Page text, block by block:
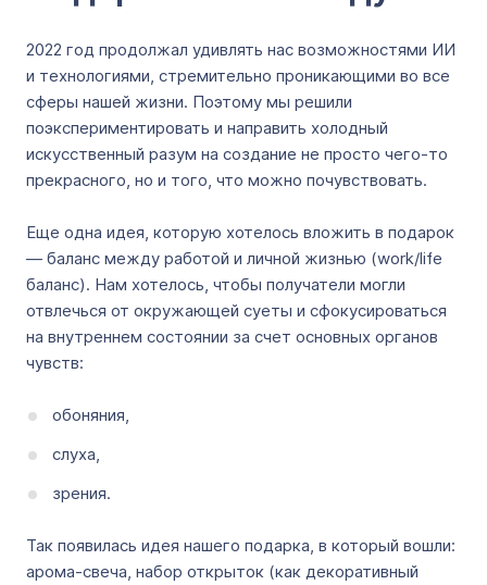
2022 год продолжал удивлять нас возможностями ИИ
и технологиями, стремительно проникающими во все
сферы нашей жизни. Поэтому мы решили
поэкспериментировать и направить холодный
искусственный разум на создание не просто чего-то
прекрасного, но и того, что можно почувствовать.
Еще одна идея, которую хотелось вложить в подарок
— баланс между работой и личной жизнью (work/life
баланс). Нам хотелось, чтобы получатели могли
отвлечься от окружающей суеты и сфокусироваться
на внутреннем состоянии за счет основных органов
чувств:
обоняния,
слуха,
зрения.
Так появилась идея нашего подарка, в который вошли:
арома-свеча, набор открыток (как декоративный